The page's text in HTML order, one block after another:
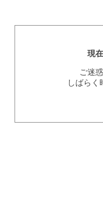
現
ご迷
しばらく